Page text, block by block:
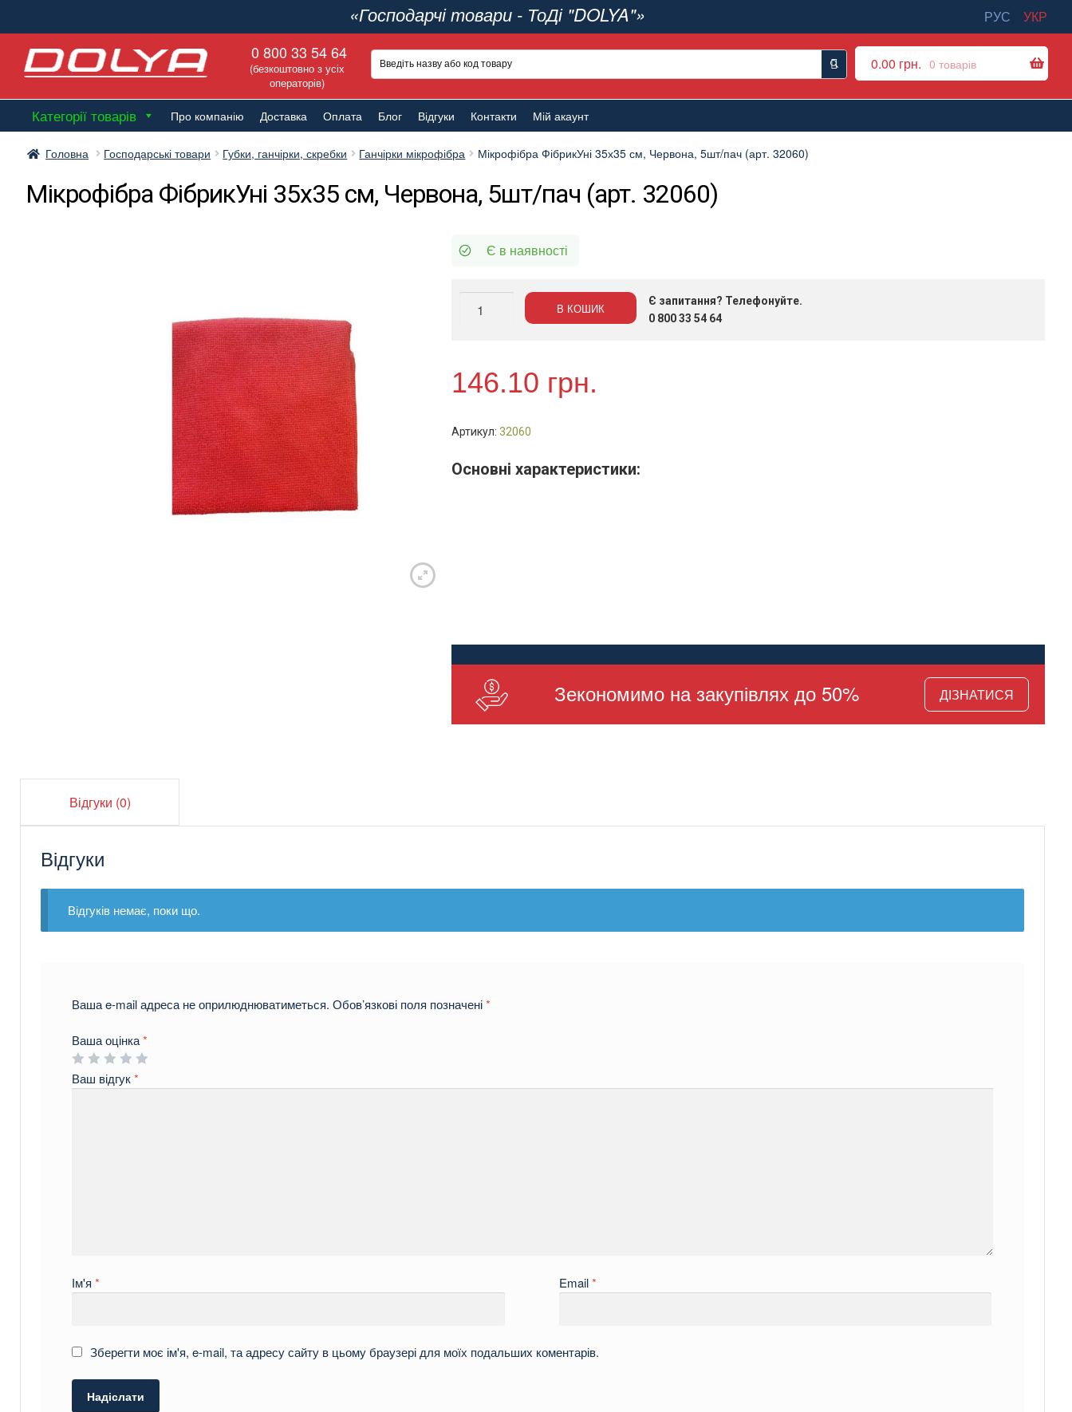
«Господарчі товари - ТоДі "DOLYA"» РУС
УКР
до
навігації
до
вмісту
0 800 33 54 64
(безкоштовно з усіх
операторів)
0.00 грн. 0 товарів
Категорії товарів Про компанію Доставка Оплата Блог Відгуки Контакти Мій акаунт
Головна Господарські товари Губки, ганчірки, скребки Ганчірки мікрофібра Мікрофібра ФібрикУні 35х35 см, Червона, 5шт/пач (арт. 32060)
Мікрофібра ФібрикУні 35х35 см, Червона, 5шт/пач (арт. 32060)
Є в наявності
Мікрофібра
ФібрикУні
Червона,
(арт.
32060)
кількість
В КОШИК
Є запитання? Телефонуйте.
0 800 33 54 64
146.10 грн.
Артикул:32060
Основні характеристики:
Зекономимо на закупівлях до 50% ДІЗНАТИСЯ
Відгуки (0)
Відгуки
Відгуків немає, поки що.
Ваша e-mail адреса не оприлюднюватиметься. Обов’язкові поля позначені*
Ваша оцінка*
Ваш відгук*
Ім'я* Email*
Зберегти моє ім'я, e-mail, та адресу сайту в цьому браузері для моїх подальших коментарів.